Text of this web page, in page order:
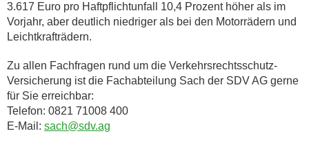
3.617 Euro pro Haftpflichtunfall 10,4 Prozent höher als im
Vorjahr, aber deutlich niedriger als bei den Motorrädern und
Leichtkrafträdern.
Zu allen Fachfragen rund um die Verkehrsrechtsschutz-
Versicherung ist die Fachabteilung Sach der SDV AG gerne
für Sie erreichbar:
Telefon: 0821 71008 400
E-Mail: sach@sdv.ag